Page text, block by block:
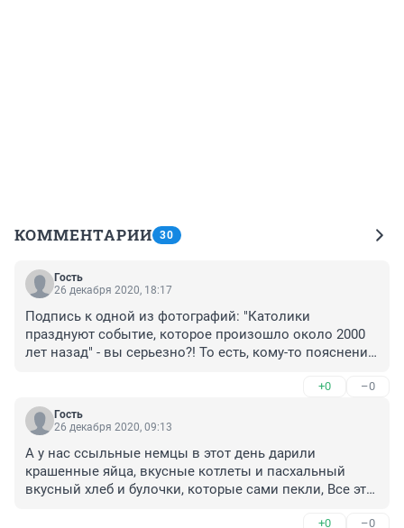
КОММЕНТАРИИ 30
Гость
26 декабря 2020, 18:17
Подпись к одной из фотографий: "Католики
празднуют событие, которое произошло около 2000
лет назад" - вы серьезно?! То есть, кому-то пояснение
+0 –0
Гость
26 декабря 2020, 09:13
А у нас ссыльные немцы в этот день дарили
крашенные яйца, вкусные котлеты и пасхальный
вкусный хлеб и булочки, которые сами пекли, Все это
+0 –0